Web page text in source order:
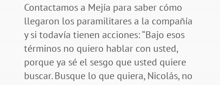
Contactamos a Mejía para saber cómo
llegaron los paramilitares a la compañía
y si todavía tienen acciones: “Bajo esos
términos no quiero hablar con usted,
porque ya sé el sesgo que usted quiere
buscar. Busque lo que quiera, Nicolás, no